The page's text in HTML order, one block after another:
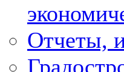
Отчеты,